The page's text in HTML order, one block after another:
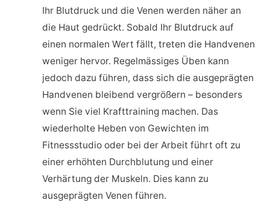
Ihr Blutdruck und die Venen werden näher an
die Haut gedrückt. Sobald Ihr Blutdruck auf
einen normalen Wert fällt, treten die Handvenen
weniger hervor. Regelmässiges Üben kann
jedoch dazu führen, dass sich die ausgeprägten
Handvenen bleibend vergrößern – besonders
wenn Sie viel Krafttraining machen. Das
wiederholte Heben von Gewichten im
Fitnessstudio oder bei der Arbeit führt oft zu
einer erhöhten Durchblutung und einer
Verhärtung der Muskeln. Dies kann zu
ausgeprägten Venen führen.